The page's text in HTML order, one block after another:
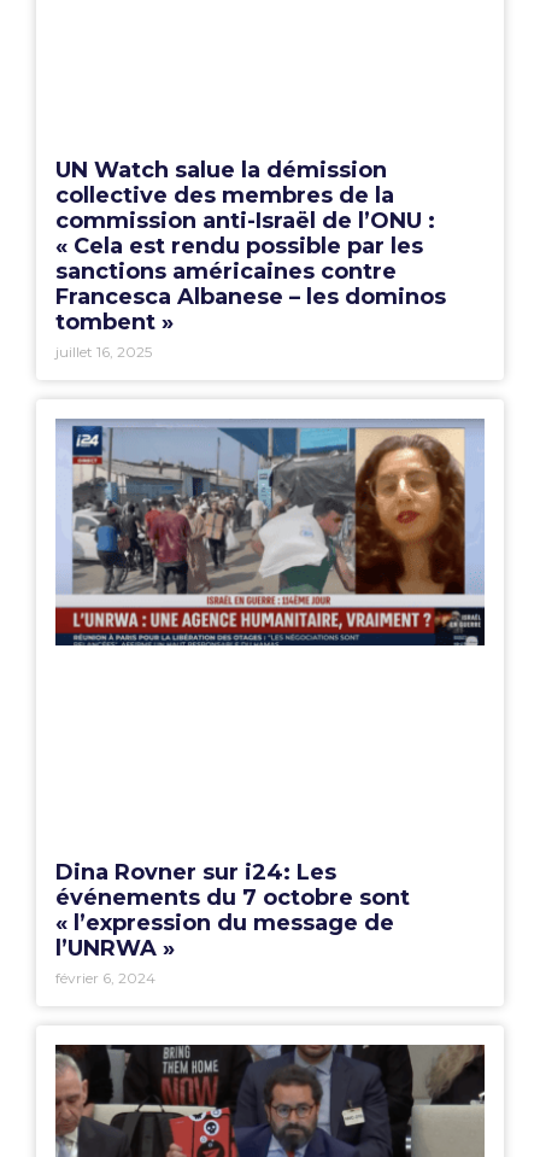
UN Watch salue la démission
collective des membres de la
commission anti-Israël de l’ONU :
« Cela est rendu possible par les
sanctions américaines contre
Francesca Albanese – les dominos
tombent »
juillet 16, 2025
Dina Rovner sur i24: Les
événements du 7 octobre sont
« l’expression du message de
l’UNRWA »
février 6, 2024